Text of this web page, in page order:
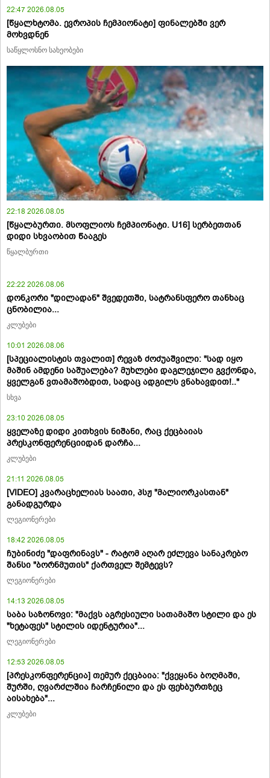
22:47 2026.08.05
[წყალხტომა. ევროპის ჩემპიონატი] ფინალებში ვერ
მოხვდნენ
საწყლოსნო სახეობები
22:18 2026.08.05
[წყალბურთი. მსოფლიოს ჩემპიონატი. U16] სერბეთთან
დიდი სხვაობით წააგეს
წყალბურთი
22:22 2026.08.06
დონკორი "დილადან" შვედეთში, სატრანსფერო თანხაც
ცნობილია...
კლუბები
10:01 2026.08.06
[სპეციალისტის თვალით] რევაზ ძოძუაშვილი: "სად იყო
მაშინ ამდენი საშუალება? მუხლები დაგლეჯილი გვქონდა,
ყველგან ვთამაშობდით, სადაც ადგილს ვნახავდით!.."
სხვა
23:10 2026.08.05
ყველაზე დიდი კითხვის ნიშანი, რაც ქეცბაიას
პრესკონფერენციიდან დარჩა...
კლუბები
21:11 2026.08.05
[VIDEO] კვარაცხელიას საათი, პსჟ "მალიორკასთან"
განადგურდა
ლეგიონერები
18:42 2026.08.05
ჩუბინიძე "დაფრინავს" - რატომ აღარ ეძლევა სანაკრებო
შანსი "ბორნმუთის" ქართველ შემტევს?
ლეგიონერები
14:13 2026.08.05
საბა საზონოვი: "მაქვს აგრესიული სათამაშო სტილი და ეს
"ხეტაფეს" სტილის იდენტურია"...
ლეგიონერები
12:53 2026.08.05
[პრესკონფერენცია] თემურ ქეცბაია: "ქვეყანა ბოღმაში,
შურში, ღვარძლშია ჩარჩენილი და ეს ფეხბურთზეც
აისახება"...
კლუბები